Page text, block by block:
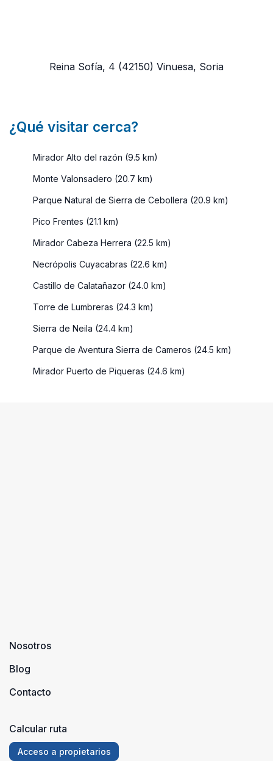
Reina Sofía, 4 (42150) Vinuesa, Soria
¿Qué visitar cerca?
Mirador Alto del razón (9.5 km)
Monte Valonsadero (20.7 km)
Parque Natural de Sierra de Cebollera (20.9 km)
Pico Frentes (21.1 km)
Mirador Cabeza Herrera (22.5 km)
Necrópolis Cuyacabras (22.6 km)
Castillo de Calatañazor (24.0 km)
Torre de Lumbreras (24.3 km)
Sierra de Neila (24.4 km)
Parque de Aventura Sierra de Cameros (24.5 km)
Mirador Puerto de Piqueras (24.6 km)
Nosotros
Blog
Contacto
Calcular ruta
Acceso a propietarios